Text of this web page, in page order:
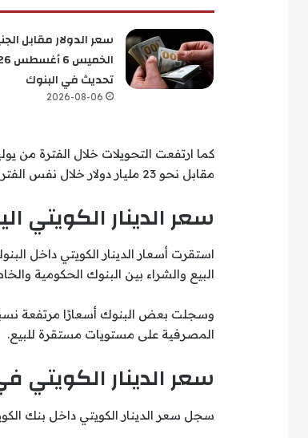
سعر الدولار مقابل
تحديث في البنوك
2026-08-06
مقابل نحو 23 مليار دولار خلال نفس الفترة من العام المالي السابق.
سعر الدينار الكويتي اليوم
استقرت أسعار الدينار الكويتي داخل
البيع والشراء بين البنوك الحكومية
وسجلت بعض البنوك أسعارًا مرتفعة
المصرفية على مستويات مستقرة للبيع.
سعر الدينار
سجل سعر الدينار الكويتي داخل بنك الكويت الوطني نحو 167.72 جنيه للشراء،